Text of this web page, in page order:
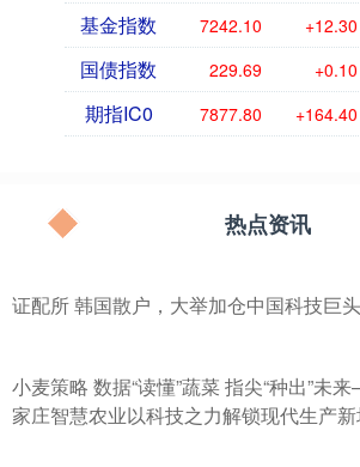
基金指数 7242.10 +12.30
国债指数 229.69 +0.10
期指IC0 7877.80 +164.40
热点资讯
证配所 韩国散户，大举加仓中国科技巨头
小麦策略 数据“读懂”蔬菜 指尖“种出”未
家庄智慧农业以科技之力解锁现代生产